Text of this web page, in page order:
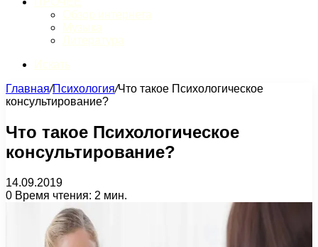
Главная/Психология/Что такое Психологическое
консультирование?
Что такое Психологическое
консультирование?
14.09.2019
0 Время чтения: 2 мин.